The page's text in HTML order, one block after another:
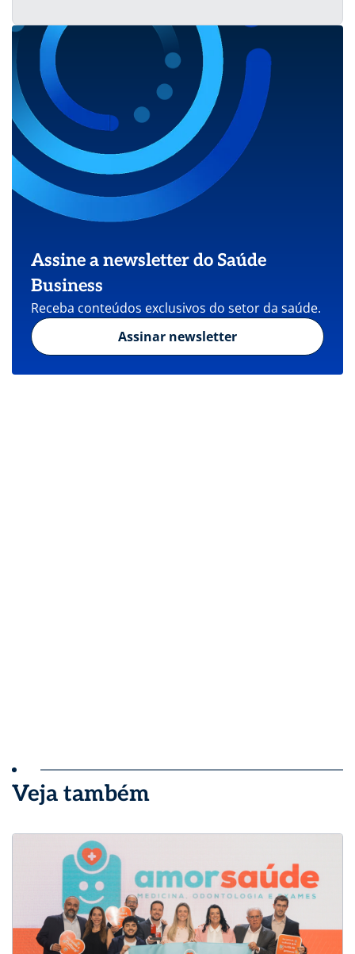
Assine a newsletter do Saúde
Business
Receba conteúdos exclusivos do setor da saúde.
Assinar newsletter
Veja também